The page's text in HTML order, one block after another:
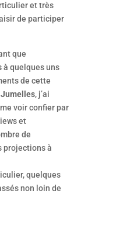
et très
de participer
que
à quelques uns
de cette
, j’ai
voir confier par
et
de
projections à
quelques
non loin de